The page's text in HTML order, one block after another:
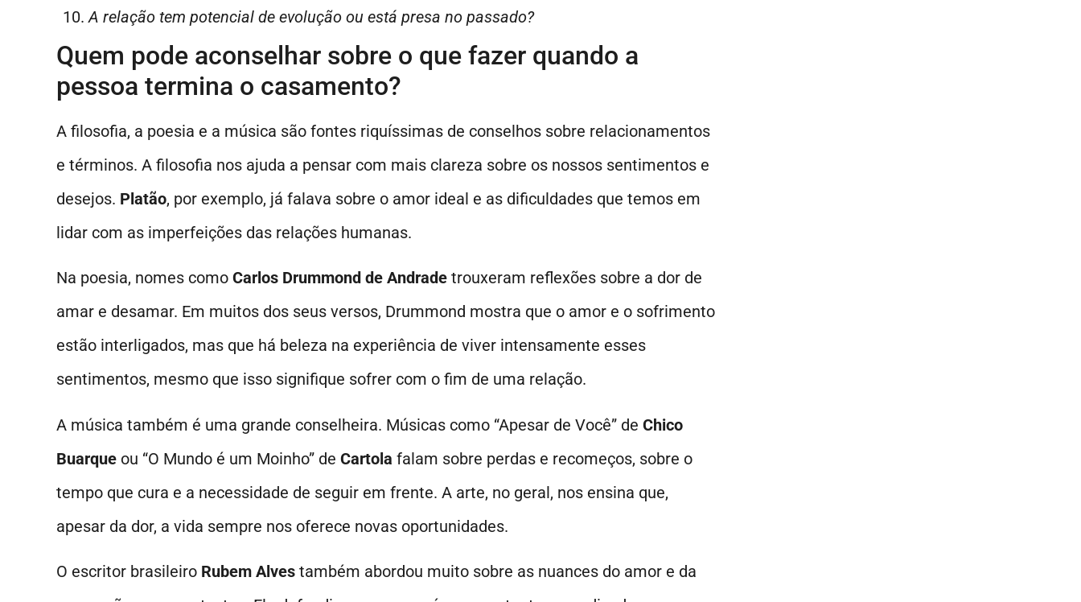
A relação tem potencial de evolução ou está presa no passado?
Quem pode aconselhar sobre o que fazer quando a
pessoa termina o casamento?
A filosofia, a poesia e a música são fontes riquíssimas de conselhos sobre relacionamentos
e términos. A filosofia nos ajuda a pensar com mais clareza sobre os nossos sentimentos e
desejos. Platão, por exemplo, já falava sobre o amor ideal e as dificuldades que temos em
lidar com as imperfeições das relações humanas.
Na poesia, nomes como Carlos Drummond de Andrade trouxeram reflexões sobre a dor de
amar e desamar. Em muitos dos seus versos, Drummond mostra que o amor e o sofrimento
estão interligados, mas que há beleza na experiência de viver intensamente esses
sentimentos, mesmo que isso signifique sofrer com o fim de uma relação.
A música também é uma grande conselheira. Músicas como “Apesar de Você” de Chico
Buarque ou “O Mundo é um Moinho” de Cartola falam sobre perdas e recomeços, sobre o
tempo que cura e a necessidade de seguir em frente. A arte, no geral, nos ensina que,
apesar da dor, a vida sempre nos oferece novas oportunidades.
O escritor brasileiro Rubem Alves também abordou muito sobre as nuances do amor e da